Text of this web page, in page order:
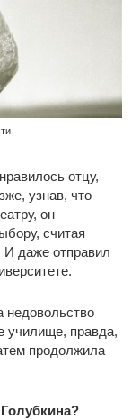
отцу,
узнав, что
он
считая
И даже отправил
недовольство
училище, правда,
продолжила